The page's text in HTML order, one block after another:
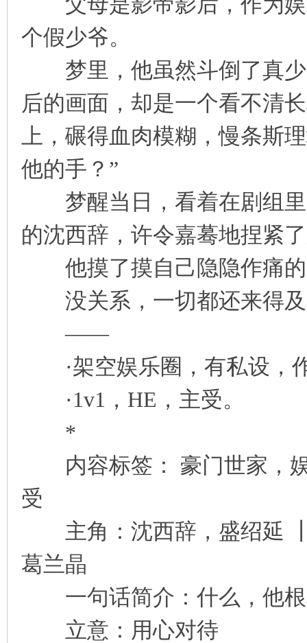
个假少爷。
梦里，他虽然斗倒了真少
后的画面，却是一个看不清
上，碾得血肉模糊，慢条斯
他的手？”
梦醒当日，看着在剧组里
的沈西辞，许令嘉蓦地捏紧
他摸了摸自己隐隐作痛的
没关系，一切都还来得
——
·架空娱乐圈，有私设，
·1v1，HE，主受。
*
内容标签： 豪门世家，娱
受
主角：沈西辞，盛绍延 ┃
葛兰晶
一句话简介：什么，他根
立意：用心对待